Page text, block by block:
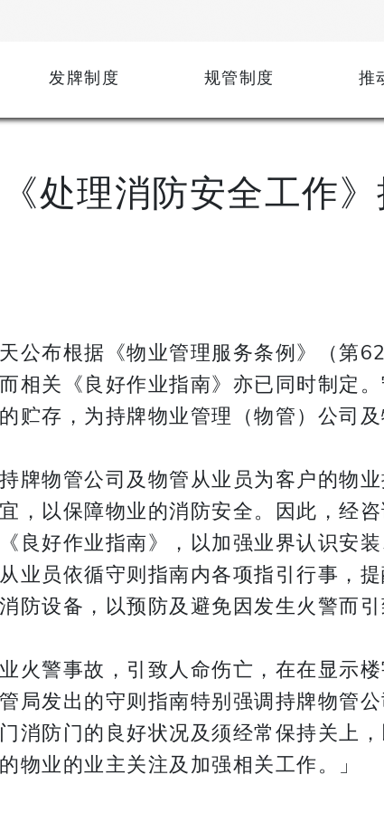
发牌制度 规管制度 推
处理消防安全工作
公布根据《物业管理服务条例》（第
相关《良好作业指南》亦已同时制定
贮存，为持牌物业管理（物管）公司
牌物管公司及物管从业员为客户的物
，以保障物业的消防安全。因此，经
良好作业指南》，以加强业界认识安
业员依循守则指南内各项指引行事，
防设备，以预防及避免因发生火警而
火警事故，引致人命伤亡，在在显示
局发出的守则指南特别强调持牌物管
消防门的良好状况及须经常保持关上
物业的业主关注及加强相关工作。」